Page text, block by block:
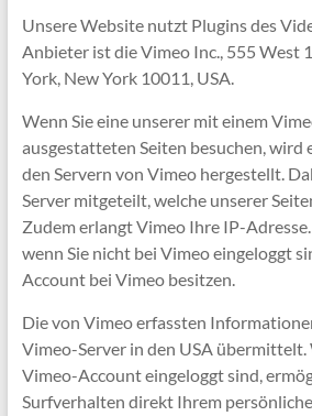
Unsere Website nutzt Plugins des
Anbieter ist die Vimeo Inc., 555 West
York, New York 10011, USA.
Wenn Sie eine unserer mit einem
ausgestatteten Seiten besuchen, wird
den Servern von Vimeo hergestellt.
Server mitgeteilt, welche unserer
Zudem erlangt Vimeo Ihre IP-
wenn Sie nicht bei Vimeo eingeloggt
Account bei Vimeo besitzen.
Die von Vimeo erfassten
Vimeo-Server in den USA übermittelt.
Vimeo-Account eingeloggt sind,
Surfverhalten direkt Ihrem